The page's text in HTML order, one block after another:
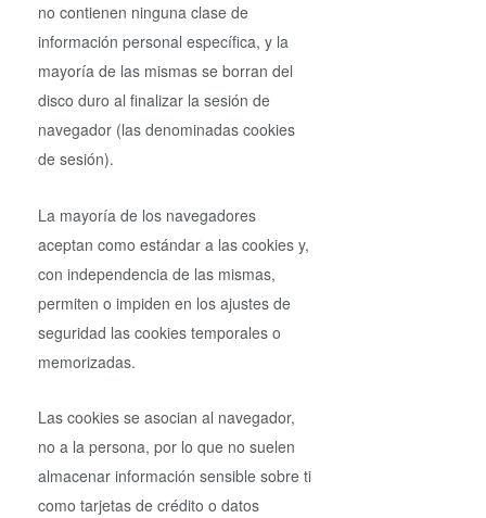
no contienen ninguna clase de
información personal específica, y la
mayoría de las mismas se borran del
disco duro al finalizar la sesión de
navegador (las denominadas cookies
de sesión).
La mayoría de los navegadores
aceptan como estándar a las cookies y,
con independencia de las mismas,
permiten o impiden en los ajustes de
seguridad las cookies temporales o
memorizadas.
Las cookies se asocian al navegador,
no a la persona, por lo que no suelen
almacenar información sensible sobre ti
como tarjetas de crédito o datos